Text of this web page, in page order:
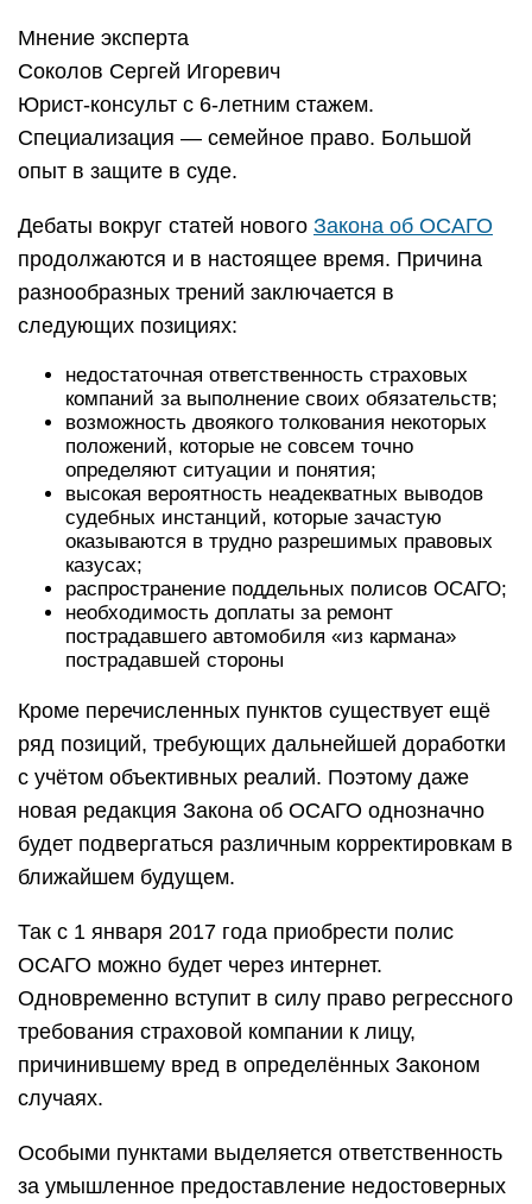
Мнение эксперта
Соколов Сергей Игоревич
Юрист-консульт с 6-летним стажем.
Специализация — семейное право. Большой
опыт в защите в суде.
Дебаты вокруг статей нового Закона об ОСАГО
продолжаются и в настоящее время. Причина
разнообразных трений заключается в
следующих позициях:
недостаточная ответственность страховых
компаний за выполнение своих обязательств;
возможность двоякого толкования некоторых
положений, которые не совсем точно
определяют ситуации и понятия;
высокая вероятность неадекватных выводов
судебных инстанций, которые зачастую
оказываются в трудно разрешимых правовых
казусах;
распространение поддельных полисов ОСАГО;
необходимость доплаты за ремонт
пострадавшего автомобиля «из кармана»
пострадавшей стороны
Кроме перечисленных пунктов существует ещё
ряд позиций, требующих дальнейшей доработки
с учётом объективных реалий. Поэтому даже
новая редакция Закона об ОСАГО однозначно
будет подвергаться различным корректировкам в
ближайшем будущем.
Так с 1 января 2017 года приобрести полис
ОСАГО можно будет через интернет.
Одновременно вступит в силу право регрессного
требования страховой компании к лицу,
причинившему вред в определённых Законом
случаях.
Особыми пунктами выделяется ответственность
за умышленное предоставление недостоверных